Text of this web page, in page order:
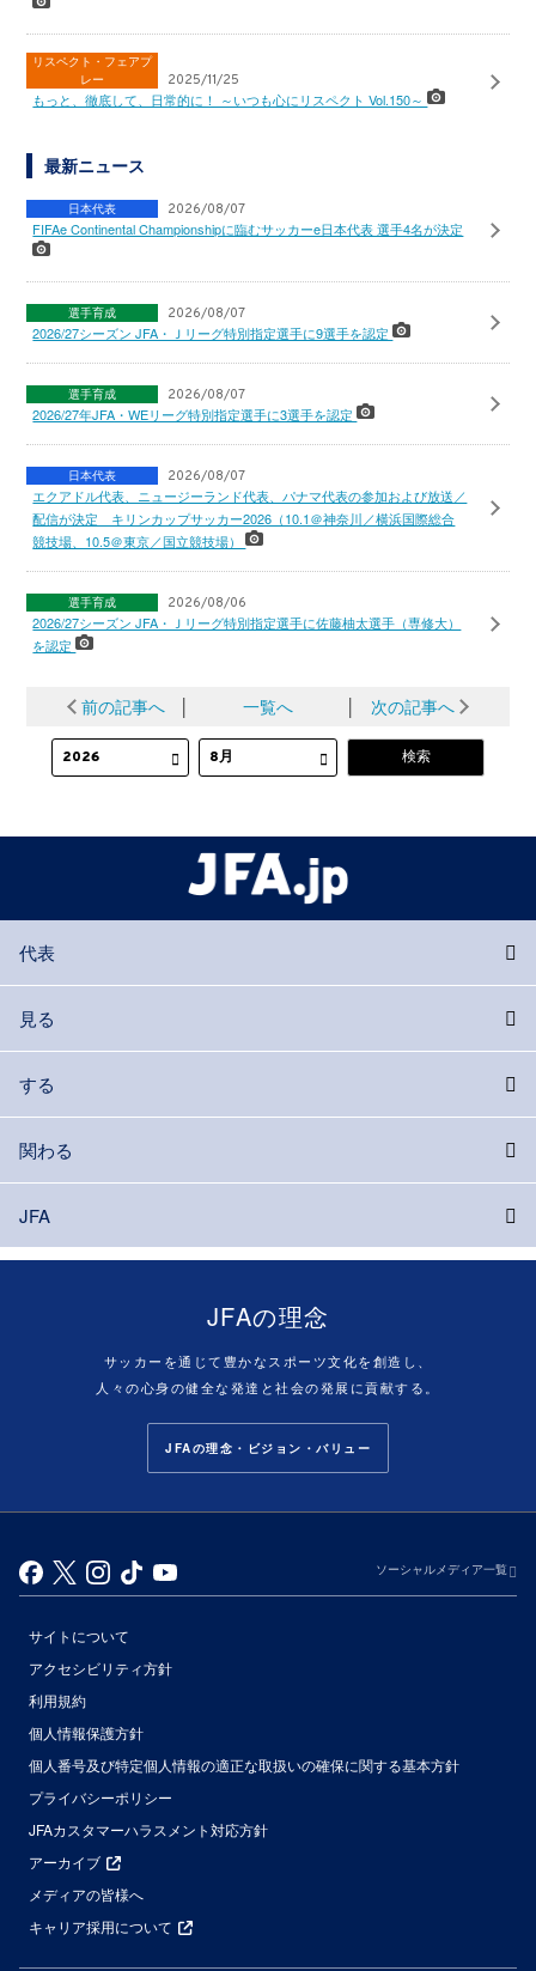
リスペクト・フェアプ
レー
2025/11/25
もっと、徹底して、日常的に！ ～いつも心にリスペクト Vol.150～
最新ニュース
日本代表 2026/08/07
FIFAe Continental Championshipに臨むサッカーe日本代表 選手4名が決定
選手育成 2026/08/07
2026/27シーズン JFA・Ｊリーグ特別指定選手に9選手を認定
選手育成 2026/08/07
2026/27年JFA・WEリーグ特別指定選手に3選手を認定
日本代表 2026/08/07
エクアドル代表、ニュージーランド代表、パナマ代表の参加および放送／
配信が決定 キリンカップサッカー2026（10.1＠神奈川／横浜国際総合
競技場、10.5＠東京／国立競技場）
選手育成 2026/08/06
2026/27シーズン JFA・Ｊリーグ特別指定選手に佐藤柚太選手（専修大）
を認定
前の記事へ │ 一覧へ │ 次の記事へ
代表
見る
する
関わる
JFA
JFAの理念
サッカーを通じて豊かなスポーツ文化を創造し、
人々の心身の健全な発達と社会の発展に貢献する。
JFAの理念・ビジョン・バリュー
ソーシャルメディア一覧
サイトについて
アクセシビリティ方針
利用規約
個人情報保護方針
個人番号及び特定個人情報の適正な取扱いの確保に関する基本方針
プライバシーポリシー
JFAカスタマーハラスメント対応方針
アーカイブ
メディアの皆様へ
キャリア採用について